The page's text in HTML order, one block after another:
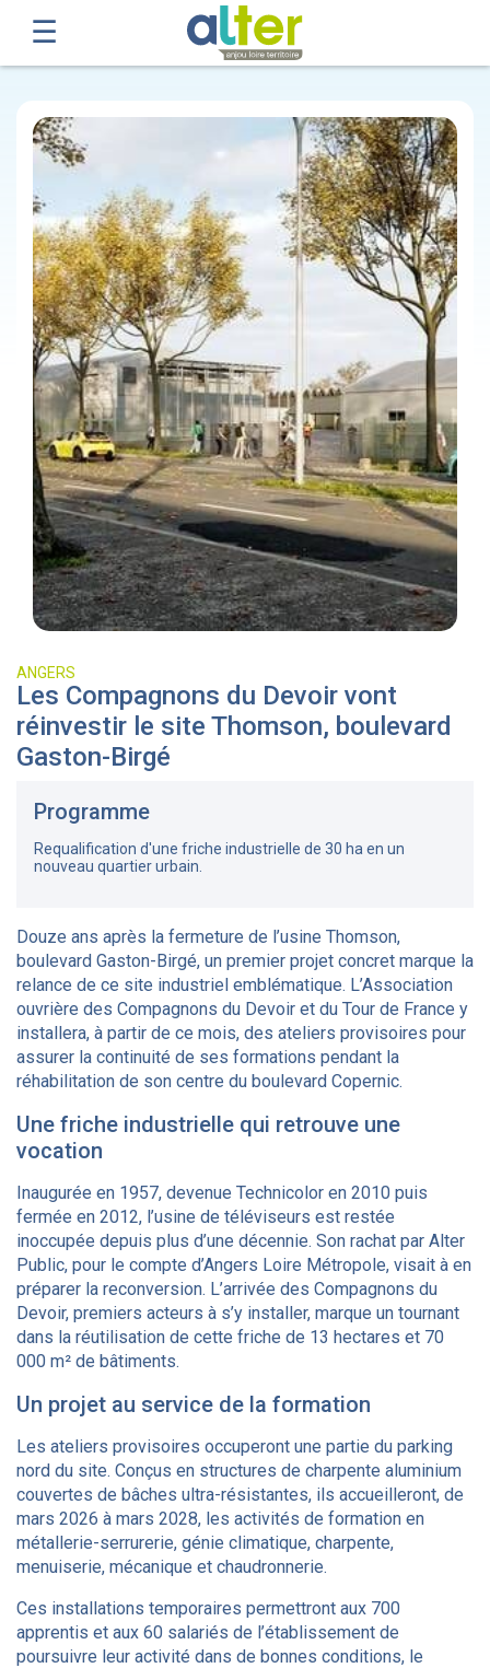
ANGERS
Les Compagnons du Devoir vont
réinvestir le site Thomson, boulevard
Gaston-Birgé
Programme
Requalification d'une friche industrielle de 30 ha en un
nouveau quartier urbain.
Douze ans après la fermeture de l’usine Thomson,
boulevard Gaston-Birgé, un premier projet concret marque la
relance de ce site industriel emblématique. L’Association
ouvrière des Compagnons du Devoir et du Tour de France y
installera, à partir de ce mois, des ateliers provisoires pour
assurer la continuité de ses formations pendant la
réhabilitation de son centre du boulevard Copernic.
Une friche industrielle qui retrouve une
vocation
Inaugurée en 1957, devenue Technicolor en 2010 puis
fermée en 2012, l’usine de téléviseurs est restée
inoccupée depuis plus d’une décennie. Son rachat par Alter
Public, pour le compte d’Angers Loire Métropole, visait à en
préparer la reconversion. L’arrivée des Compagnons du
Devoir, premiers acteurs à s’y installer, marque un tournant
dans la réutilisation de cette friche de 13 hectares et 70
000 m² de bâtiments.
Un projet au service de la formation
Les ateliers provisoires occuperont une partie du parking
nord du site. Conçus en structures de charpente aluminium
couvertes de bâches ultra-résistantes, ils accueilleront, de
mars 2026 à mars 2028, les activités de formation en
métallerie-serrurerie, génie climatique, charpente,
menuiserie, mécanique et chaudronnerie.
Ces installations temporaires permettront aux 700
apprentis et aux 60 salariés de l’établissement de
poursuivre leur activité dans de bonnes conditions, le